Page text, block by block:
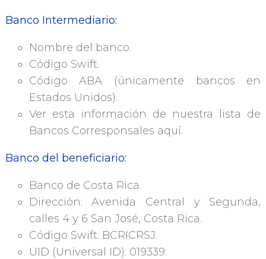
Banco Intermediario:
Nombre del banco.
Código Swift.
Código ABA (únicamente bancos en
Estados Unidos).
Ver esta información de nuestra lista de
Bancos Corresponsales aquí.
Banco del beneficiario:
Banco de Costa Rica.
Dirección: Avenida Central y Segunda,
calles 4 y 6 San José, Costa Rica.
Código Swift: BCRICRSJ.
UID (Universal ID): 019339.